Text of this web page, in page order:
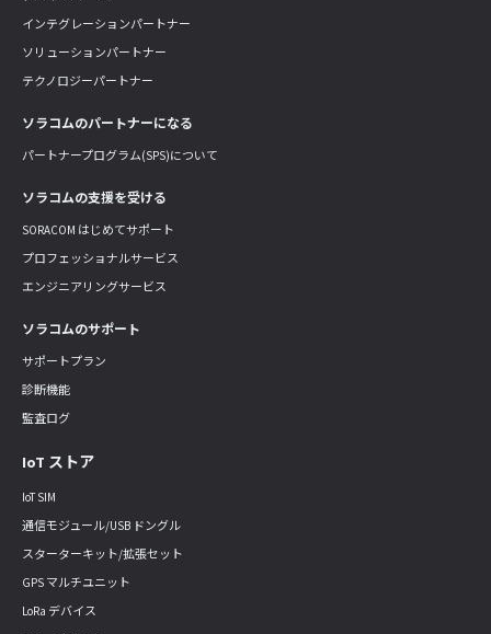
インテグレーションパートナー
ソリューションパートナー
テクノロジーパートナー
ソラコムのパートナーになる
パートナープログラム(SPS)について
ソラコムの支援を受ける
SORACOM はじめてサポート
プロフェッショナルサービス
エンジニアリングサービス
ソラコムのサポート
サポートプラン
診断機能
監査ログ
IoT ストア
IoT SIM
通信モジュール/USB ドングル
スターターキット/拡張セット
GPS マルチユニット
LoRa デバイス